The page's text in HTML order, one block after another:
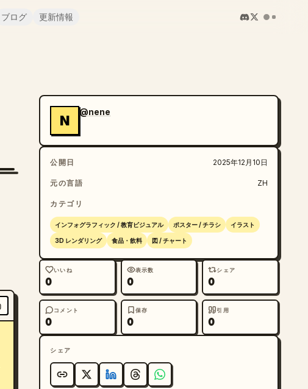
ブログ 更新情報
N
@nene
公開日 2025年12月10日
元の言語 ZH
カテゴリ
インフォグラフィック / 教育ビジュアル ポスター / チラシ イラスト
3D レンダリング 食品・飲料 図 / チャート
いいね
0
表示数
0
シェア
0
コメント
0
保存
0
引用
0
シェア